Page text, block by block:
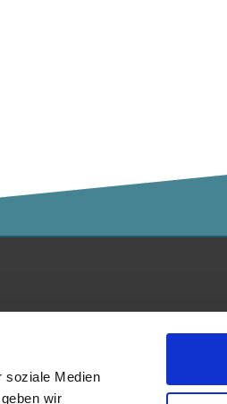
soziale Medien
wir
Kalaidos Fachhochschule